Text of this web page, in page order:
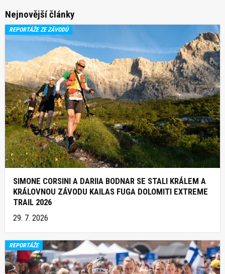
Nejnovější články
REPORTÁŽE ZE ZÁVODŮ
SIMONE CORSINI A DARIIA BODNAR SE STALI KRÁLEM A
KRÁLOVNOU ZÁVODU KAILAS FUGA DOLOMITI EXTREME
TRAIL 2026
29. 7. 2026
REPORTÁŽE